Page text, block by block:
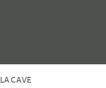
LA CAVE